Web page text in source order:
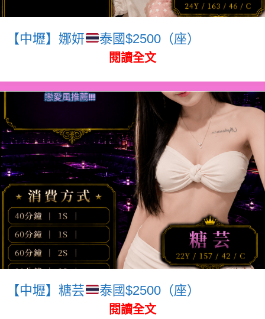
【中壢】娜妍 泰國$2500（座）
閱讀全文
【中壢】糖芸 泰國$2500（座）
閱讀全文